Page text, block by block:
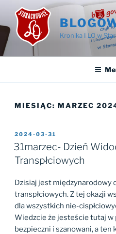
Przejdź
treści
Kronika I LO w
MIESIĄC: MARZEC
OPUBLIKOWANE
W
2024-03-31
31marzec- Dzień
Transpłciowych
Dzisiaj jest międzynarodowy
transpłciowych. Z tej okazji
dla wszystkich nie-
Wiedzcie że jesteście tutaj w
bezpieczni i szanowani, a